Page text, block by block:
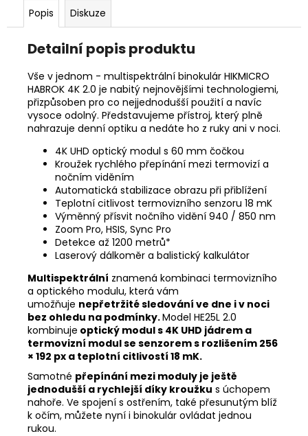
Popis Diskuze
Detailní popis produktu
Vše v jednom - multispektrální binokulár HIKMICRO
HABROK 4K 2.0 je nabitý nejnovějšími technologiemi,
přizpůsoben pro co nejjednodušší použití a navíc
vysoce odolný. Představujeme přístroj, který plně
nahrazuje denní optiku a nedáte ho z ruky ani v noci.
4K UHD optický modul s 60 mm čočkou
Kroužek rychlého přepínání mezi termovizí a
nočním viděním
Automatická stabilizace obrazu při přiblížení
Teplotní citlivost termovizního senzoru 18 mK
Výměnný přísvit nočního vidění 940 / 850 nm
Zoom Pro, HSIS, Sync Pro
Detekce až 1200 metrů*
Laserový dálkoměr a balistický kalkulátor
Multispektrální znamená kombinaci termovizního
a optického modulu, která vám
umožňuje nepřetržité sledování ve dne i v noci
bez ohledu na podmínky.Model HE25L 2.0
kombinuje optický modul s 4K UHD jádrem a
termovizní modul se senzorem s rozlišením 256
× 192 px a teplotní citlivostí 18 mK.
Samotné přepínání mezi moduly je ještě
jednodušší a rychlejší díky kroužku s úchopem
nahoře. Ve spojení s ostřením, také přesunutým blíž
k očím, můžete nyní i binokulár ovládat jednou
rukou.
DALEKOHLED
FOMEI
9X63
RSV,
SMC
990
Kč